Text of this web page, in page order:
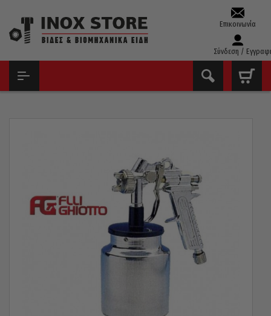
Επικοινωνία
Σύνδεση /